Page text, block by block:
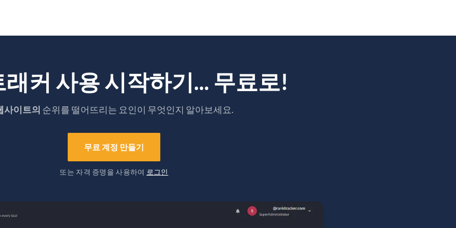
커 사용 시작하기... 무료로!
사이트의 순위를 떨어뜨리는 요인이 무엇인지 알아보세요.
무료 계정 만들기
또는 자격 증명을 사용하여 로그인